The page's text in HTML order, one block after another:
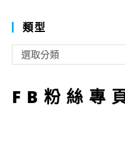
類型
型
選取分類
FB粉絲專